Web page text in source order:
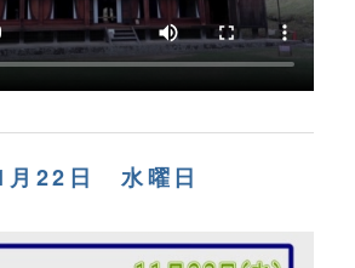
月22日 水曜日